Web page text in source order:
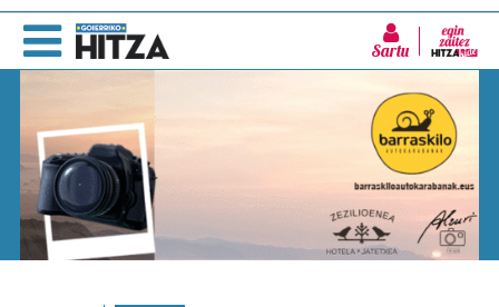
Sartu